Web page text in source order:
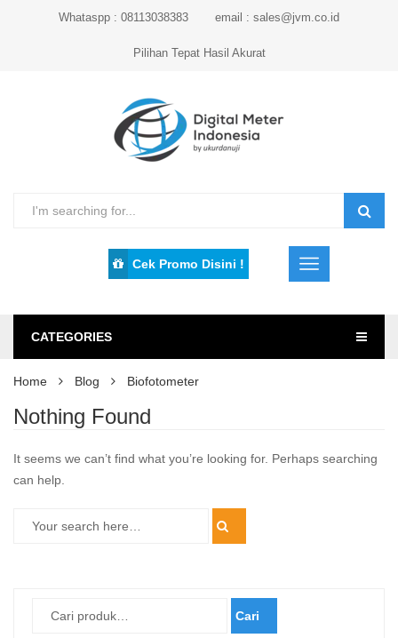
Whataspp : 08113038383 email : sales@jvm.co.id
Pilihan Tepat Hasil Akurat
Cek Promo Disini !
CATEGORIES
Home Blog Biofotometer
Nothing Found
It seems we can’t find what you’re looking for. Perhaps searching
can help.
Cari